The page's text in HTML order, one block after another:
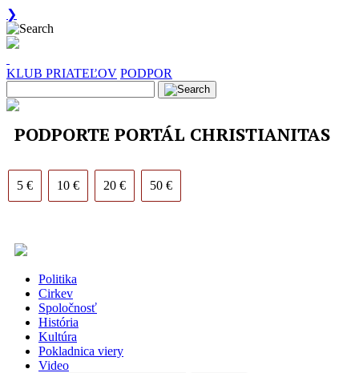
❯
KLUB PRIATEĽOV PODPOR
PODPORTE PORTÁL CHRISTIANITAS
5 € 10 € 20 € 50 €
Politika
Cirkev
Spoločnosť
História
Kultúra
Pokladnica viery
Video